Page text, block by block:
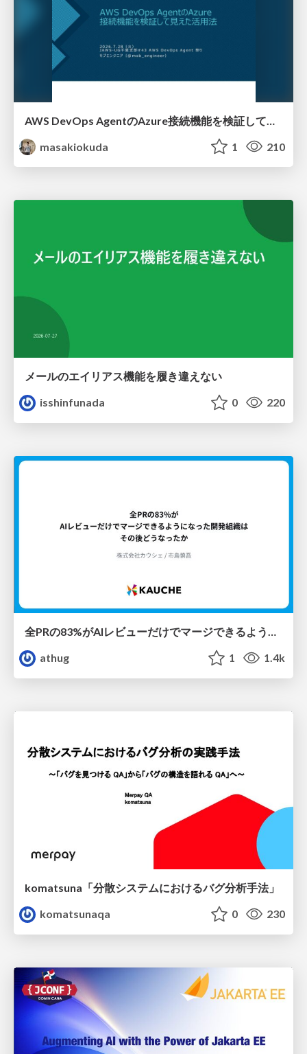
masakiokuda
1 210
メールのエイリアス機能を履き違えない
isshinfunada
0 220
全PRの83%がAIレビューだけでマージできるようになった開発組織はその後どうなったか
athug
1 1.4k
komatsuna「分散システムにおけるバグ分析手法」
komatsunaqa
0 230